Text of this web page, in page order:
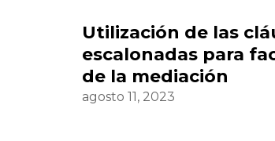
Utilización de las
escalonadas para
de la mediación
agosto 11, 2023